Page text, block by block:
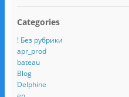
Categories
! Без рубрики
apr_prod
bateau
Blog
Delphine